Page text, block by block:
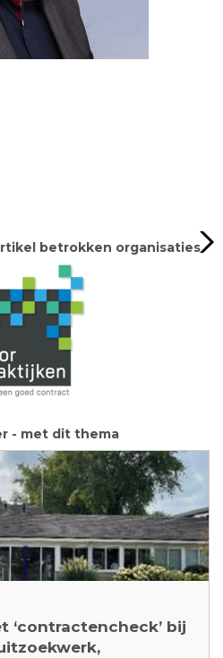
betrokken organisaties
- met dit thema
‘contractencheck’ bij